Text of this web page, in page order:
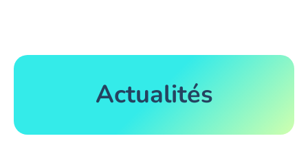
Actualités